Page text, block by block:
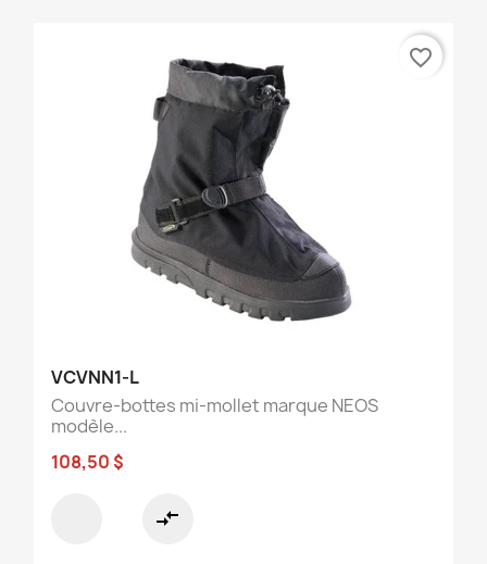
VCVNN1-L
Couvre-bottes mi-mollet marque NEOS
modèle...
108,50 $
compare_arrows
favorite_border